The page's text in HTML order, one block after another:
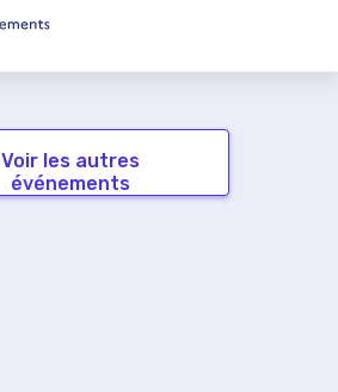
Voir les autres
événements